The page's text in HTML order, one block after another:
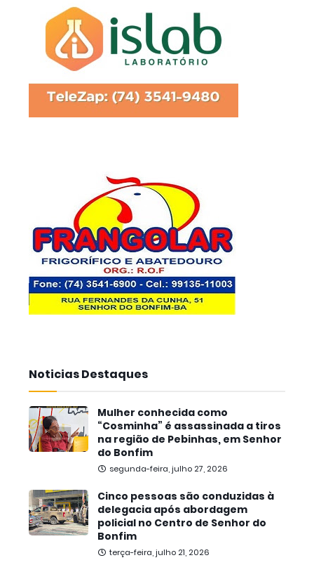
Noticias Destaques
Mulher conhecida como
“Cosminha” é assassinada a tiros
na região de Pebinhas, em Senhor
do Bonfim
segunda-feira, julho 27, 2026
Cinco pessoas são conduzidas à
delegacia após abordagem
policial no Centro de Senhor do
Bonfim
terça-feira, julho 21, 2026